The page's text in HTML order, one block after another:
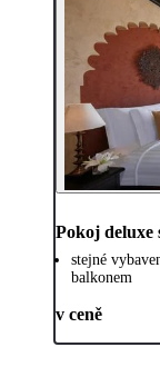
Pokoj deluxe
stejné
balkonem
v ceně